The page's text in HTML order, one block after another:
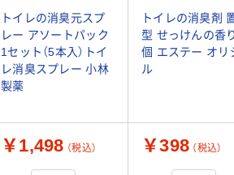
トイレの消臭元スプ
レー アソートパック
1セット（5本入）トイ
レ消臭スプレー 小林
製薬
トイレの消臭剤
型 せっけんの香
個 エステー オリ
ル
￥1,498 （税込） ￥398 （税込）